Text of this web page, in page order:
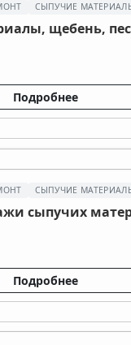
СЫПУЧИЕ
щебень,
Подробнее
СЫПУЧИЕ
сыпучих
Подробнее